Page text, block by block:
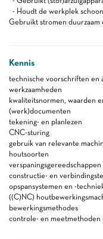
- Houdt de werkplek schoon
Gebruikt stromen
Kennis
technische voorschriften en
werkzaamheden
kwaliteitsnormen, waarden
(werk)documenten
tekening- en planlezen
CNC-sturing
gebruik van relevante
houtsoorten
verspaningsgereedschappen
constructie- en
opspansystemen en -
((C)NC)
bewerkingsmethodes
controle- en meetmethoden